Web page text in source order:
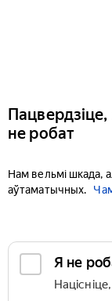
не робат
Нам вельмі шкада,
аўтаматычных.
Я не